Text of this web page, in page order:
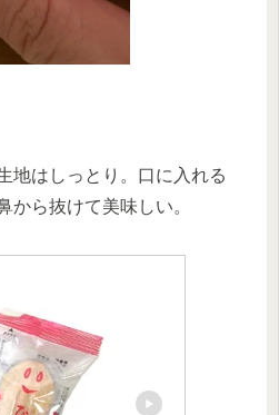
地はしっとり。口に入れる
から抜けて美味しい。